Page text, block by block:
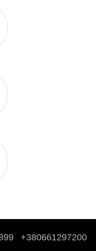
+380661297200